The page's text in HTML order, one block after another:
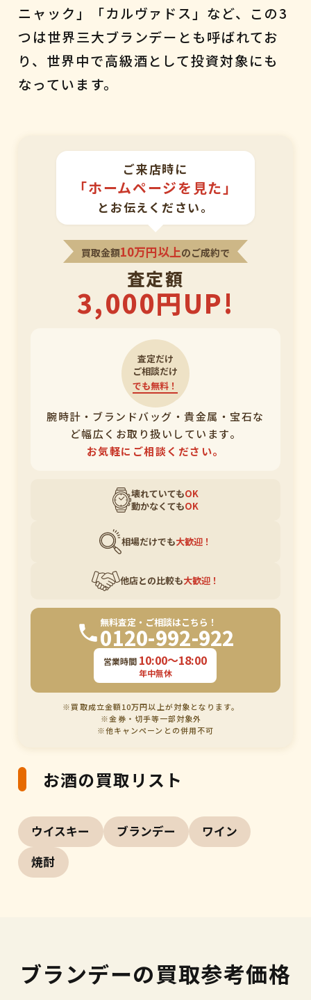
ニャック」「カルヴァドス」など、この3
つは世界三大ブランデーとも呼ばれてお
り、世界中で高級酒として投資対象にも
なっています。
ご来店時に
「ホームページを見た」
とお伝えください。
買取金額10万円以上のご成約で
査定額
3,000円UP!
査定だけ
ご相談だけ
でも無料！
腕時計・ブランドバッグ・貴金属・宝石な
ど幅広くお取り扱いしています。
お気軽にご相談ください。
壊れていてもOK
動かなくてもOK
相場だけでも大歓迎！
他店との比較も大歓迎！
無料査定・ご相談はこちら！
0120-992-922
営業時間 10:00〜18:00
年中無休
※買取成立金額10万円以上が対象となります。
※金券・切手等一部対象外
※他キャンペーンとの併用不可
お酒の買取リスト
ウイスキー ブランデー
ワイン
焼酎
ブランデーの買取参考価格